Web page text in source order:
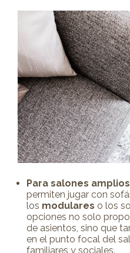
Para salones amplios
permiten jugar con
los modulares o los
opciones no solo
de asientos, sino que
en el punto focal del
familiares y sociales.